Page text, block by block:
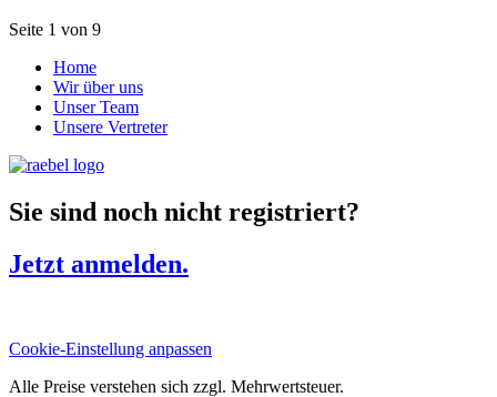
Seite 1 von 9
Home
Wir über uns
Unser Team
Unsere Vertreter
Sie sind noch nicht registriert?
Jetzt anmelden.
Cookie-Einstellung anpassen
Alle Preise verstehen sich zzgl. Mehrwertsteuer.